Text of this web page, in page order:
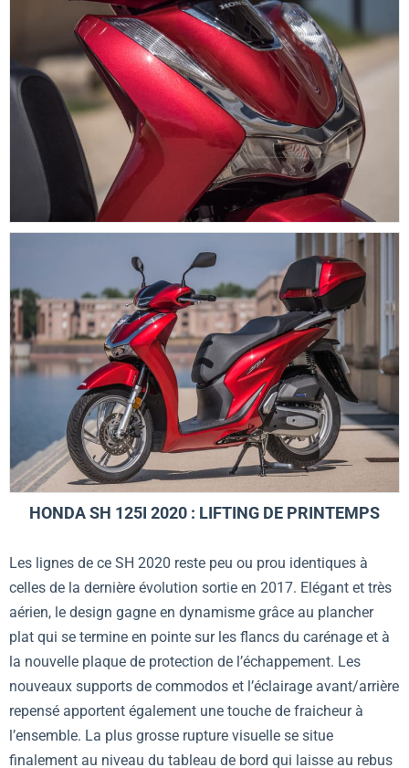
HONDA SH 125I 2020 : LIFTING DE PRINTEMPS
Les lignes de ce SH 2020 reste peu ou prou identiques à
celles de la dernière évolution sortie en 2017. Elégant et très
aérien, le design gagne en dynamisme grâce au plancher
plat qui se termine en pointe sur les flancs du carénage et à
la nouvelle plaque de protection de l’échappement. Les
nouveaux supports de commodos et l’éclairage avant/arrière
repensé apportent également une touche de fraicheur à
l’ensemble. La plus grosse rupture visuelle se situe
finalement au niveau du tableau de bord qui laisse au rebus